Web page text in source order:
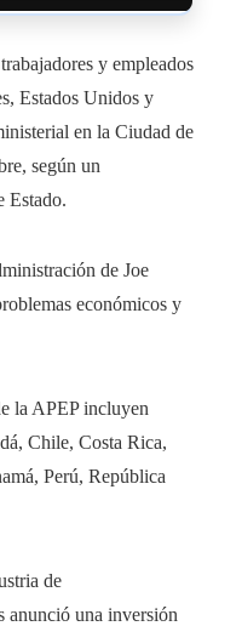
y empleados
Estados Unidos y
en la Ciudad de
según un
Estado.
de Joe
económicos y
la APEP incluyen
Chile, Costa Rica,
Perú, República
de
anunció una inversión